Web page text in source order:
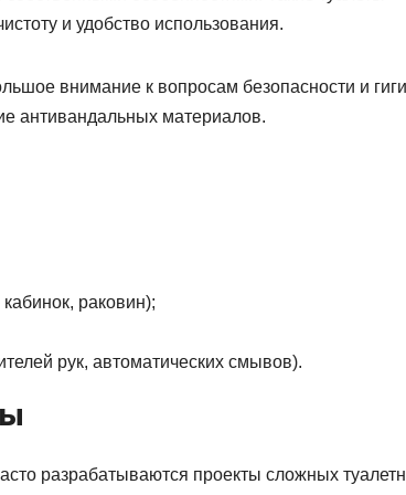
и удобство использования.
внимание к вопросам безопасности и
антивандальных материалов.
раковин);
рук, автоматических смывов).
разрабатываются проекты сложных